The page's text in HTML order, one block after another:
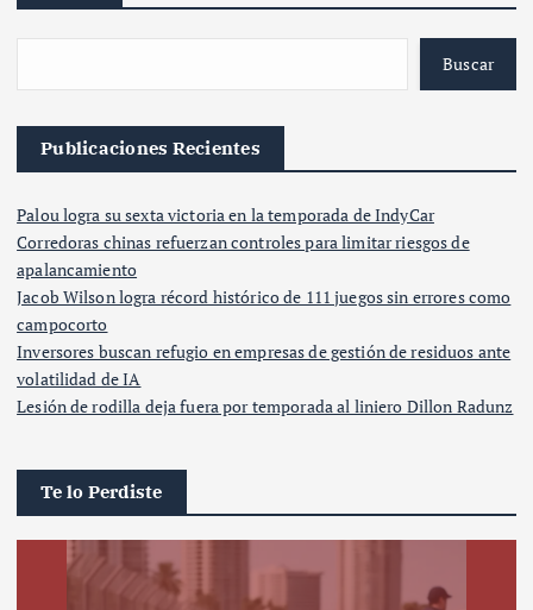
Buscar
Publicaciones Recientes
Palou logra su sexta victoria en la temporada de IndyCar
Corredoras chinas refuerzan controles para limitar riesgos de
apalancamiento
Jacob Wilson logra récord histórico de 111 juegos sin errores como
campocorto
Inversores buscan refugio en empresas de gestión de residuos ante
volatilidad de IA
Lesión de rodilla deja fuera por temporada al liniero Dillon Radunz
Te lo Perdiste